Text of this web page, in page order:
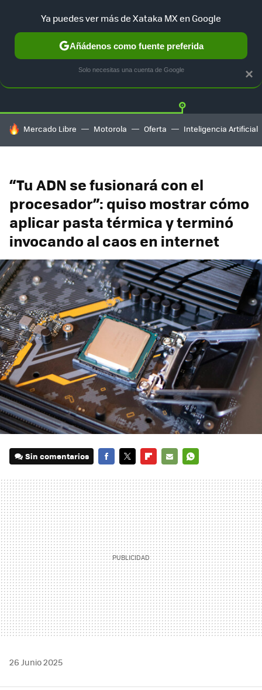
Twitter
HOY SE HABLA DE
Mercado Libre Motorola Oferta Inteligencia Artificial
“Tu ADN se fusionará con el
procesador”: quiso mostrar cómo
aplicar pasta térmica y terminó
invocando al caos en internet
Sin comentarios
MAIL
26 Junio 2025
×
Ya puedes ver más de Xataka MX en Google
Añádenos como fuente preferida
Solo necesitas una cuenta de Google